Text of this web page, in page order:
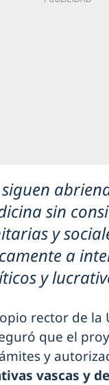
siguen
sin
y
a
y
rector de la
que el
y
vascas y